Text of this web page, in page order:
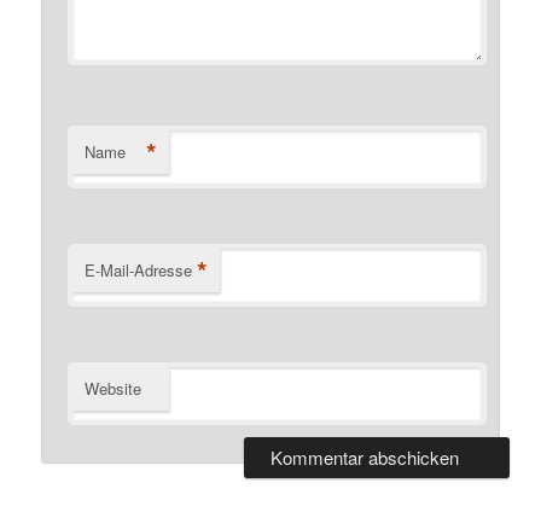
Name *
E-Mail-Adresse *
Website